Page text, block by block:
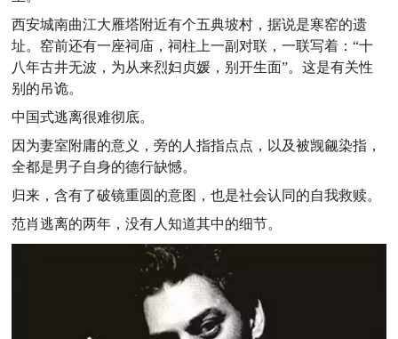
西安城南曲江大雁塔附近有个五典坡村，据说是寒窑的遗
址。窑前还有一座祠庙，祠柱上一副对联，一联写着：“十
八年古井无波，为从来烈妇贞媛，别开生面”。这是有关性
别的吊诡。
中国式逃离很难彻底。
因为妻室附庸的意义，旁的人指指点点，以及被觊觎染指，
全都是男子自身的德行缺憾。
归来，含有了破镜重圆的意图，也是社会认同的自我救赎。
范肖逃离的两年，没有人知道其中的细节。